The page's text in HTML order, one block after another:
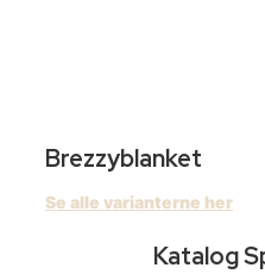
Brezzyblanket
Se alle varianterne her
Katalog